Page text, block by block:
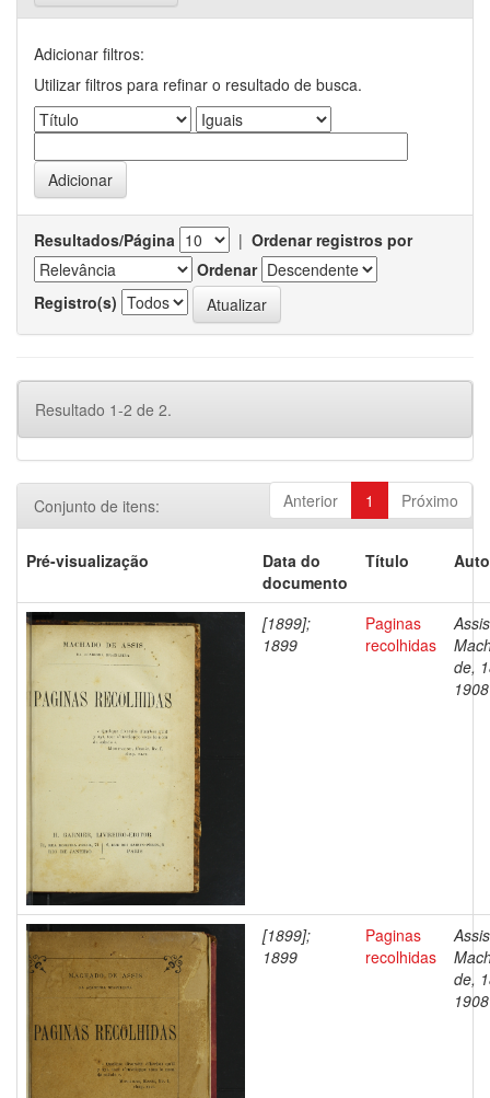
Adicionar filtros:
Utilizar filtros para refinar o resultado de busca.
Resultados/Página | Ordenar registros por
Ordenar
Registro(s)
Resultado 1-2 de 2.
Anterior 1 Próximo
Conjunto de itens:
Pré-visualização
Data do
documento
Título
[1899];
1899
Paginas
recolhidas
de,
1908
[1899];
1899
Paginas
recolhidas
de,
1908